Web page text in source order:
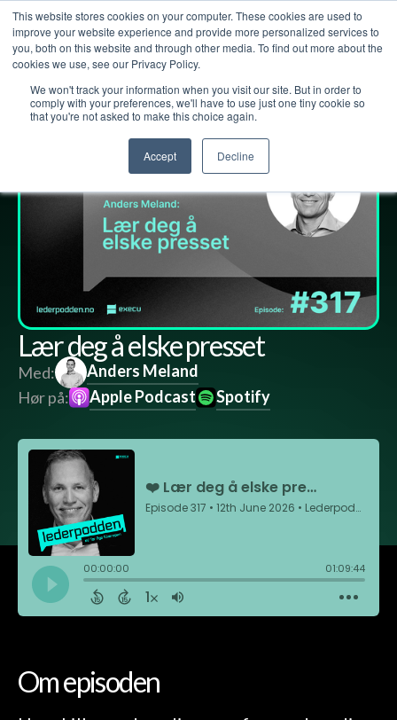
This website stores cookies on your computer. These cookies are used to
improve your website experience and provide more personalized services to
you, both on this website and through other media. To find out more about the
cookies we use, see our Privacy Policy.
We won't track your information when you visit our site. But in order to
comply with your preferences, we'll have to use just one tiny cookie so
that you're not asked to make this choice again.
Accept Decline
Lederpodden 12jun2026 317 Del
Lær deg å elske presset
Med:
Anders Meland
Hør på:
Apple Podcast Spotify
Om episoden